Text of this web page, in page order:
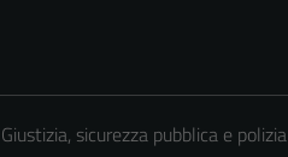
Giustizia, sicurezza pubblica e polizia